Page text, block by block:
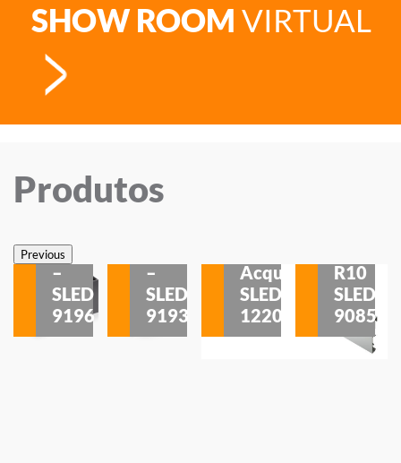
SHOW ROOM VIRTUAL
Produtos
PreviousSobrepor
–
SLED
9196
–
SLED
9193
Acqua
SLED
1220
R10
SLED
9085